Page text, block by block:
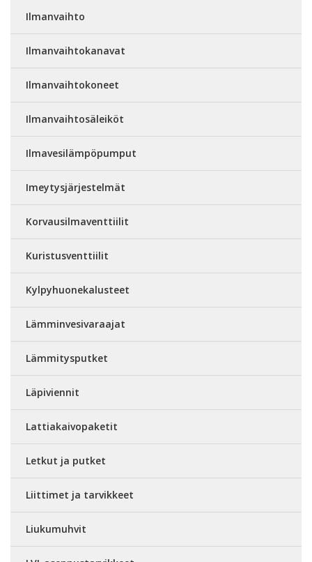
Ilmanvaihto
Ilmanvaihtokanavat
Ilmanvaihtokoneet
Ilmanvaihtosäleiköt
Ilmavesilämpöpumput
Imeytysjärjestelmät
Korvausilmaventtiilit
Kuristusventtiilit
Kylpyhuonekalusteet
Lämminvesivaraajat
Lämmitysputket
Läpiviennit
Lattiakaivopaketit
Letkut ja putket
Liittimet ja tarvikkeet
Liukumuhvit